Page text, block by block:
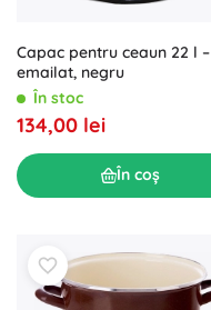
Capac pentru ceaun 22 l –
emailat, negru
În stoc
134,00 lei
În coș